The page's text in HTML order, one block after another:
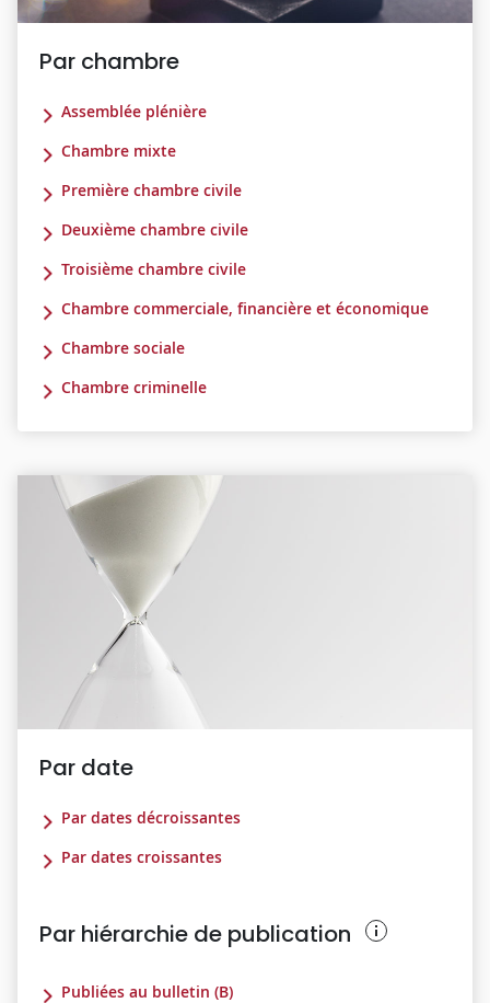
Par chambre
Assemblée plénière
Chambre mixte
Première chambre civile
Deuxième chambre civile
Troisième chambre civile
Chambre commerciale, financière et économique
Chambre sociale
Chambre criminelle
Par date
Par dates décroissantes
Par dates croissantes
Par hiérarchie de publication
Publiées au bulletin (B)